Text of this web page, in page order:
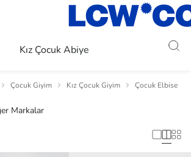
Kız Çocuk Abiye
Çocuk Giyim Kız Çocuk Giyim Çocuk Elbise
Markalar